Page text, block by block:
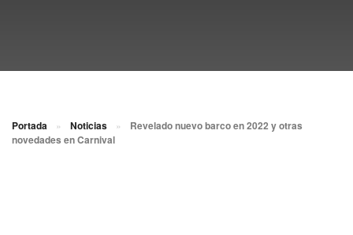
Portada » Noticias »
Revelado nuevo barco en 2022 y otras
novedades en Carnival